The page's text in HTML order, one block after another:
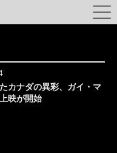
カナダの異彩、ガイ・マ
映が開始